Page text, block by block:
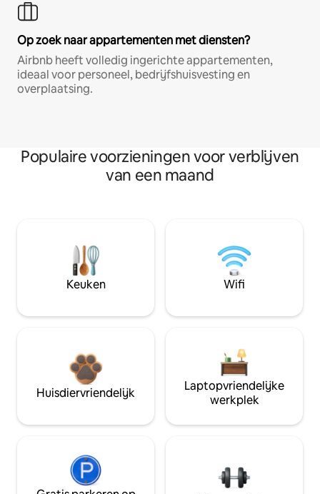
Op zoek naar appartementen met diensten?
Airbnb heeft volledig ingerichte appartementen,
ideaal voor personeel, bedrijfshuisvesting en
overplaatsing.
Populaire voorzieningen voor verblijven
van een maand
Keuken Wifi
Huisdiervriendelijk
Laptopvriendelijke
werkplek